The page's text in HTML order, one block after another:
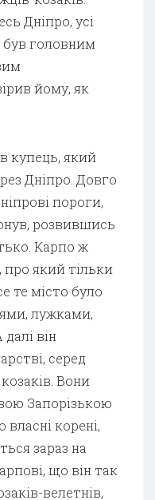
Дніпро, усі
був головним
йому, як
купець, який
Дніпро. Довго
пороги,
розвившись
Карпо ж
який тільки
те місто було
лужками,
він
серед
Вони
Запорізькою
корені,
зараз на
що він так
велетнів,